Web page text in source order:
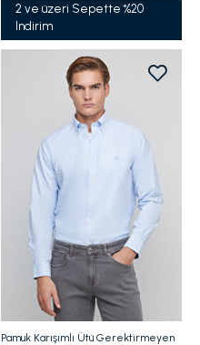
2 ve üzeri Sepette %20
Indirim
Pamuk Karışımlı Ütü Gerektirmeyen